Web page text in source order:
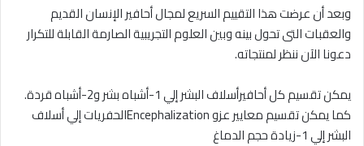
وبعد أن عرضت هذا التقييم السريع لمجال أحافير الإنسان القديم
والعقبات التى تحول بينه وبين العلوم التجريبية الصارمة القابلة للتكرار
دعونا الآن ننظر لمنتجاته.
يمكن تقسيم كل أحافيرأسلاف البشر إلي 1-أشباه بشر و2-أشباه قردة.
كما يمكن تقسيم معايير عزو Encephalizationالحفريات إلي أسلاف
البشر إلي 1-زيادة حجم الدماغ